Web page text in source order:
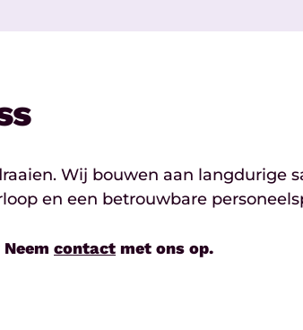
Wij bouwen aan langdurige
en een betrouwbare
contact met ons op.